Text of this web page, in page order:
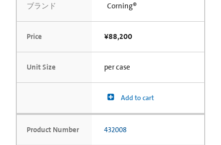
ブランド Corning®
Price ¥88,200
Unit Size per case
Add to cart
Product Number 432008